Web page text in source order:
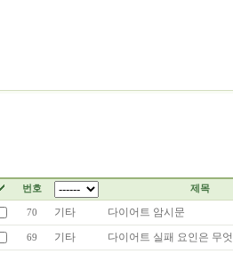
번호 제목
70 기타 다이어트 암시문
69 기타 다이어트 실패 요인은 무